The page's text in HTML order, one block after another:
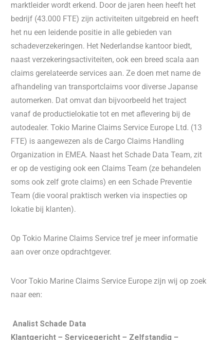
marktleider wordt erkend. Door de jaren heen heeft het
bedrijf (43.000 FTE) zijn activiteiten uitgebreid en heeft
het nu een leidende positie in alle gebieden van
schadeverzekeringen. Het Nederlandse kantoor biedt,
naast verzekeringsactiviteiten, ook een breed scala aan
claims gerelateerde services aan. Ze doen met name de
afhandeling van transportclaims voor diverse Japanse
automerken. Dat omvat dan bijvoorbeeld het traject
vanaf de productielokatie tot en met aflevering bij de
autodealer. Tokio Marine Claims Service Europe Ltd. (13
FTE) is aangewezen als de Cargo Claims Handling
Organization in EMEA. Naast het Schade Data Team, zit
er op de vestiging ook een Claims Team (ze behandelen
soms ook zelf grote claims) en een Schade Preventie
Team (die vooral praktisch werken via inspecties op
lokatie bij klanten).
Op Tokio Marine Claims Service tref je meer informatie
aan over onze opdrachtgever.
Voor Tokio Marine Claims Service Europe zijn wij op zoek
naar een:
Analist Schade Data
Klantgericht – Servicegericht – Zelfstandig –